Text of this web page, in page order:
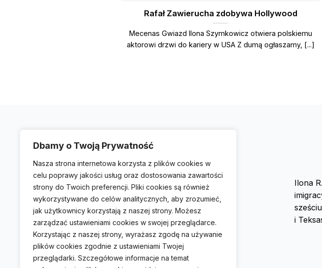
Dbamy o Twoją Prywatność
Nasza strona internetowa korzysta z plików cookies w
celu poprawy jakości usług oraz dostosowania zawartości
strony do Twoich preferencji. Pliki cookies są również
wykorzystywane do celów analitycznych, aby zrozumieć,
jak użytkownicy korzystają z naszej strony. Możesz
zarządzać ustawieniami cookies w swojej przeglądarce.
Korzystając z naszej strony, wyrażasz zgodę na używanie
plików cookies zgodnie z ustawieniami Twojej
przeglądarki. Szczegółowe informacje na temat
Rafał Zawierucha zdobywa Hollywood
Mecenas Gwiazd Ilona Szymkowicz otwiera polskiemu
aktorowi drzwi do kariery w USA Z dumą ogłaszamy, [...]
O Nas
Słowniczek
Konsultacje
Polityka Prywatności
Ilona
i